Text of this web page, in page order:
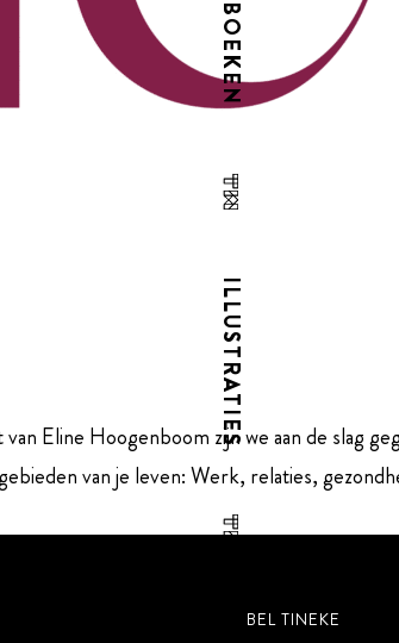
BOEKEN
ILLUSTRATIES
Eline Hoogenboom zijn we aan de slag
van je leven: Werk, relaties,
BEL TINEKE